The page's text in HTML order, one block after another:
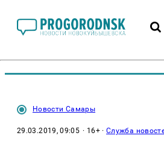
Новости Самары
29.03.2019, 09:05 · 16+ ·Служба